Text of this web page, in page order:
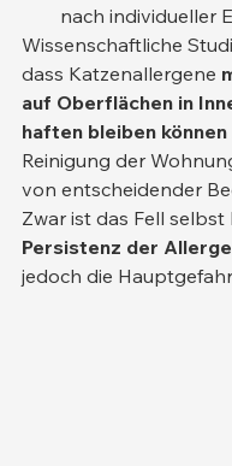
nach individueller
Wissenschaftliche
dass Katzenallergene
auf Oberflächen in
haften bleiben können
Reinigung der
von entscheidender
Zwar ist das Fell selbst
Persistenz der
jedoch die